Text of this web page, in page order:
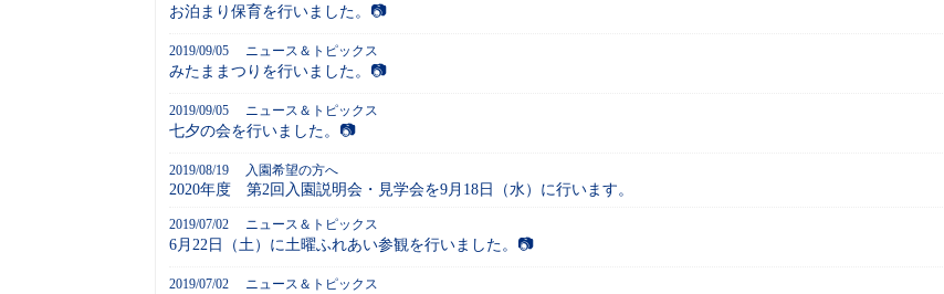
お泊まり保育を行いました。📷
2019/09/05 ニュース＆トピックス
みたままつりを行いました。📷
2019/09/05 ニュース＆トピックス
七夕の会を行いました。📷
2019/08/19 入園希望の方へ
2020年度 第2回入園説明会・見学会を9月18日（水）に行います。
2019/07/02 ニュース＆トピックス
6月22日（土）に土曜ふれあい参観を行いました。📷
2019/07/02 ニュース＆トピックス